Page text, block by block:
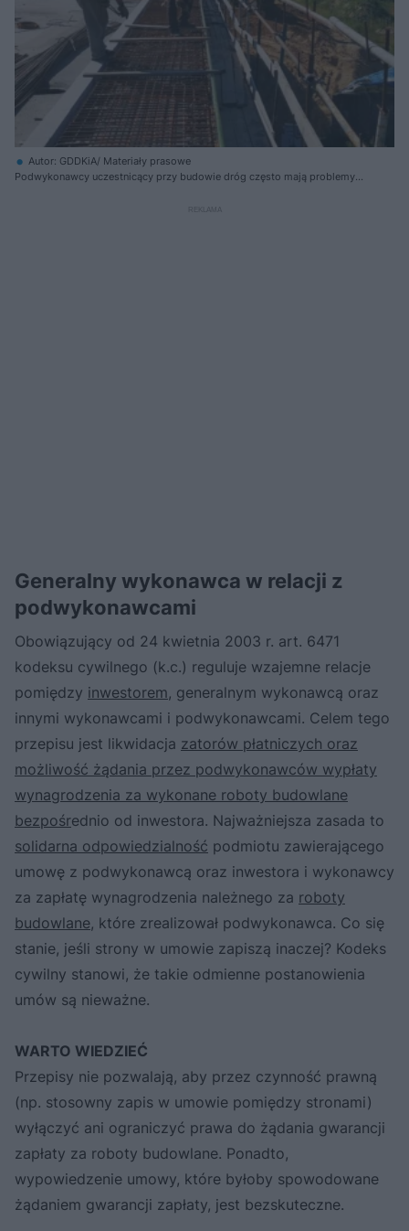
Autor: GDDKiA/ Materiały prasowe
Podwykonawcy uczestnicący przy budowie dróg często mają problemy z
Generalny wykonawca w relacji z
podwykonawcami
Obowiązujący od 24 kwietnia 2003 r. art. 6471
kodeksu cywilnego (k.c.) reguluje wzajemne relacje
pomiędzy inwestorem, generalnym wykonawcą oraz
innymi wykonawcami i podwykonawcami. Celem tego
przepisu jest likwidacja zatorów płatniczych oraz
możliwość żądania przez podwykonawców wypłaty
wynagrodzenia za wykonane roboty budowlane
bezpośrednio od inwestora. Najważniejsza zasada to
solidarna odpowiedzialność podmiotu zawierającego
umowę z podwykonawcą oraz inwestora i wykonawcy
za zapłatę wynagrodzenia należnego za roboty
budowlane, które zrealizował podwykonawca. Co się
stanie, jeśli strony w umowie zapiszą inaczej? Kodeks
cywilny stanowi, że takie odmienne postanowienia
umów są nieważne.
WARTO WIEDZIEĆ
Przepisy nie pozwalają, aby przez czynność prawną
(np. stosowny zapis w umowie pomiędzy stronami)
wyłączyć ani ograniczyć prawa do żądania gwarancji
zapłaty za roboty budowlane. Ponadto,
wypowiedzenie umowy, które byłoby spowodowane
żądaniem gwarancji zapłaty, jest bezskuteczne.